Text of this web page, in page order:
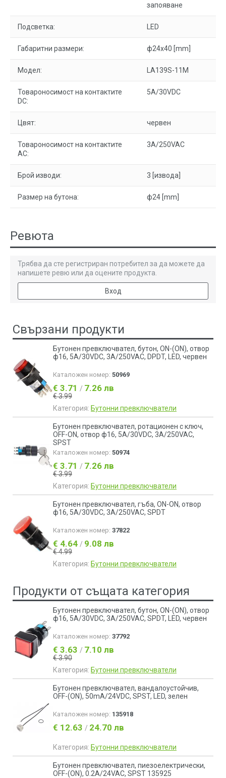
запояване
Подсветка: LED
Габаритни размери: ф24x40 [mm]
Модел: LA139S-11M
Товароносимост на контактите
DC:
5A/30VDC
Цвят: червен
Товароносимост на контактите
AC:
3A/250VAC
Брой изводи: 3 [извода]
Размер на бутона: ф24 [mm]
Ревюта
Трябва да сте регистриран потребител за да можете да
напишете ревю или да оцените продукта.
Вход
Свързани продукти
Бутонен превключвател, бутон, ON-(ON), отвор
ф16, 5A/30VDC, 3A/250VAC, DPDT, LED, червен
Каталожен номер: 50969
€ 3.71 / 7.26 лв
€ 3.99
Категория: Бутонни превключватели
Бутонен превключвател, ротационен с ключ,
OFF-ON, отвор ф16, 5A/30VDC, 3A/250VAC,
SPST
Каталожен номер: 50974
€ 3.71 / 7.26 лв
€ 3.99
Категория: Бутонни превключватели
Бутонен превключвател, гъба, ON-ON, отвор
ф16, 5A/30VDC, 3A/250VAC, SPDТ
Каталожен номер: 37822
€ 4.64 / 9.08 лв
€ 4.99
Категория: Бутонни превключватели
Продукти от същата категория
Бутонен превключвател, бутон, ON-(ON), отвор
ф16, 5A/30VDC, 3A/250VAC, SPDT, LED, червен
Каталожен номер: 37792
€ 3.63 / 7.10 лв
€ 3.90
Категория: Бутонни превключватели
Бутонен превключвател, вандалоустойчив,
OFF-(ON), 50mA/24VDC, SPST, LED, зелен
Каталожен номер: 135918
€ 12.63 / 24.70 лв
Категория: Бутонни превключватели
Бутонен превключвател, пиезоелектрически,
OFF-(ON), 0.2A/24VAC, SPST 135925